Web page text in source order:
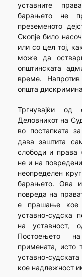
уставните
барањето не
преземеното
Скопје било
или со цел тој,
може да
општинската
време.
општа
Тргнувајќи
Деловникот на
во постапката
дава заштита
слободи и права
не и на
неопределен
барањето. Ова
повреда на
е прашање кое
уставно-судска
на уставност,
Постоењето
примената, исто
уставно-
кое надлежност